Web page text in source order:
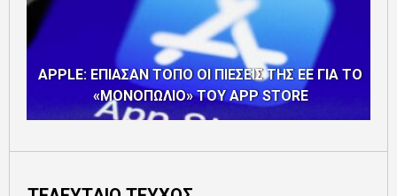
APPLE: ΕΠΙΑΣΑΝ ΤΟΠΟ ΟΙ ΠΙΕΣΕΙΣ ΤΗΣ ΕΕ ΓΙΑ ΤΟ
«ΜΟΝΟΠΩΛΙΟ» ΤΟΥ APP STORE